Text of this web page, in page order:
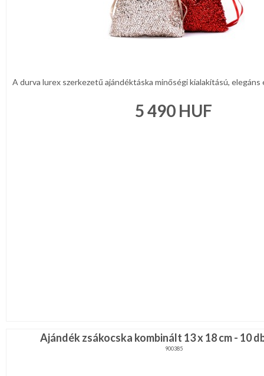
A durva lurex szerkezetű ajándéktáska minőségi kialakítású, elegáns
5 490 HUF
Ajándék zsákocska kombinált 13 x 18 cm - 10
900385